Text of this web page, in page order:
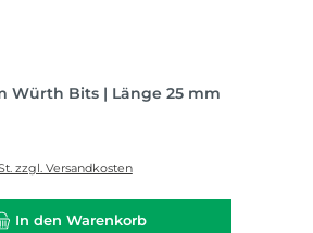
Würth Bits | Länge 25 mm
zzgl. Versandkosten
In den Warenkorb